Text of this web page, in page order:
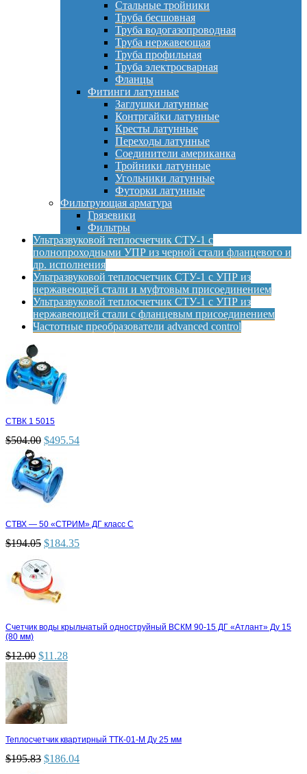
Стальные тройники
Труба бесшовная
Труба водогазопроводная
Труба нержавеющая
Труба профильная
Труба электросварная
Фланцы
Фитинги латунные
Заглушки латунные
Контргайки латунные
Кресты латунные
Переходы латунные
Соединители американка
Тройники латунные
Угольники латунные
Футорки латунные
Фильтрующая арматура
Грязевики
Фильтры
Ультразвуковой теплосчетчик СТУ-1 с
полнопроходными УПР из черной стали фланцевого и
др. исполнения
Ультразвуковой теплосчетчик СТУ-1 с УПР из
нержавеющей стали и муфтовым присоединением
Ультразвуковой теплосчетчик СТУ-1 с УПР из
нержавеющей стали с фланцевым присоединением
Частотные преобразователи advanced control
СТВК 1 5015
$504.00 $495.54
СТВХ — 50 «СТРИМ» ДГ класс С
$194.05 $184.35
Счетчик воды крыльчатый одноструйный ВСКМ 90-15 ДГ «Атлант» Ду 15
(80 мм)
$12.00 $11.28
Теплосчетчик квартирный ТТК-01-М Ду 25 мм
$195.83 $186.04